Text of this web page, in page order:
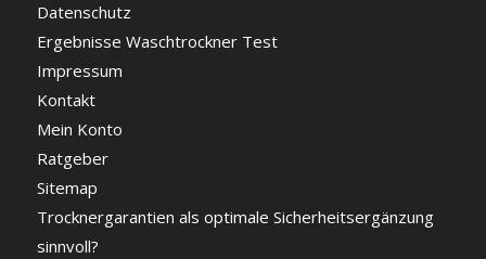
Datenschutz
Ergebnisse Waschtrockner Test
Impressum
Kontakt
Mein Konto
Ratgeber
Sitemap
Trocknergarantien als optimale Sicherheitsergänzung
sinnvoll?